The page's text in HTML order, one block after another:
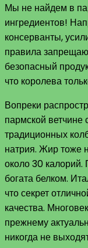
Мы не найдем в
ингредиентов!
консерванты,
правила
безопасный
что королева
Вопреки
пармской
традиционных
натрия. Жир тоже
около 30 калорий.
богата белком.
что секрет
качества.
прежнему
никогда не